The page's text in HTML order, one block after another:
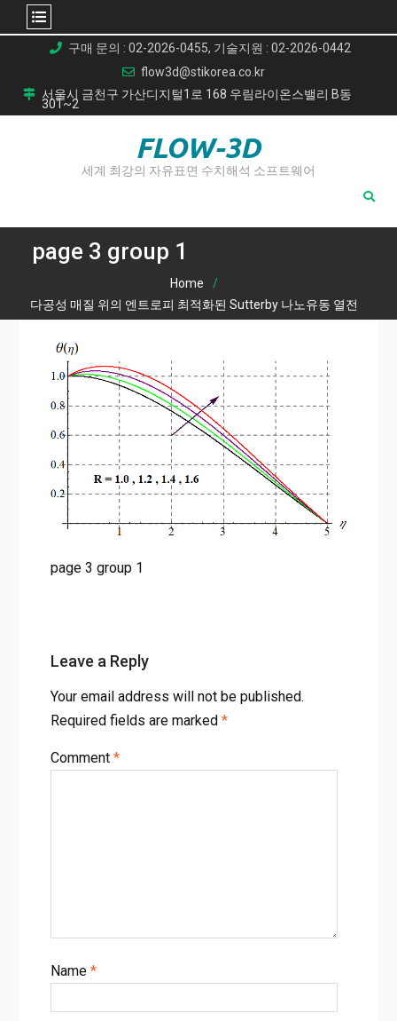
content
구매 문의 : 02-2026-0455, 기술지원 : 02-2026-0442
flow3d@stikorea.co.kr
서울시 금천구 가산디지털1로 168 우림라이온스밸리 B동
301~2
FLOW-3D
세계 최강의 자유표면 수치해석 소프트웨어
page 3 group 1
Home
다공성 매질 위의 엔트로피 최적화된 Sutterby 나노유동 열전
page 3 group 1
Leave a Reply
Your email address will not be published.
Required fields are marked *
Comment *
Name *